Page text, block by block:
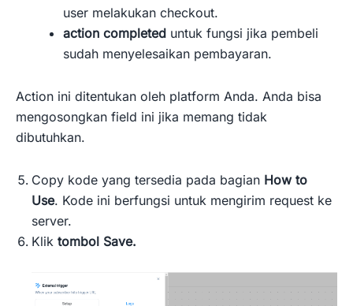
user melakukan checkout.
action completed untuk fungsi jika pembeli
sudah menyelesaikan pembayaran.
Action ini ditentukan oleh platform Anda. Anda bisa
mengosongkan field ini jika memang tidak
dibutuhkan.
Copy kode yang tersedia pada bagian How to
Use. Kode ini berfungsi untuk mengirim request ke
server.
Klik tombol Save.